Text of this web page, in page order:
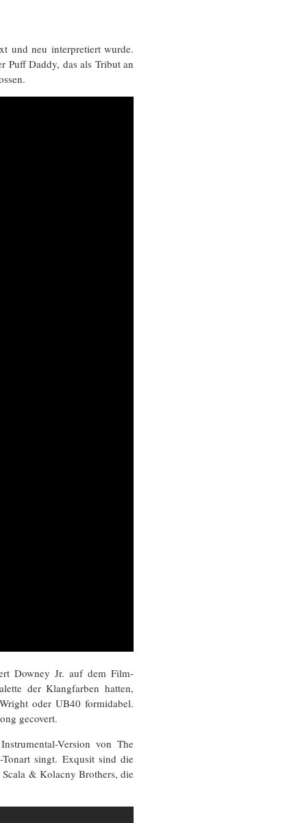
und neu interpretiert wurde.
Puff Daddy, das als Tribut an
Downey Jr. auf dem Film-
der Klangfarben hatten,
oder UB40 formidabel.
gecovert.
Version von The
singt. Exqusit sind die
& Kolacny Brothers, die